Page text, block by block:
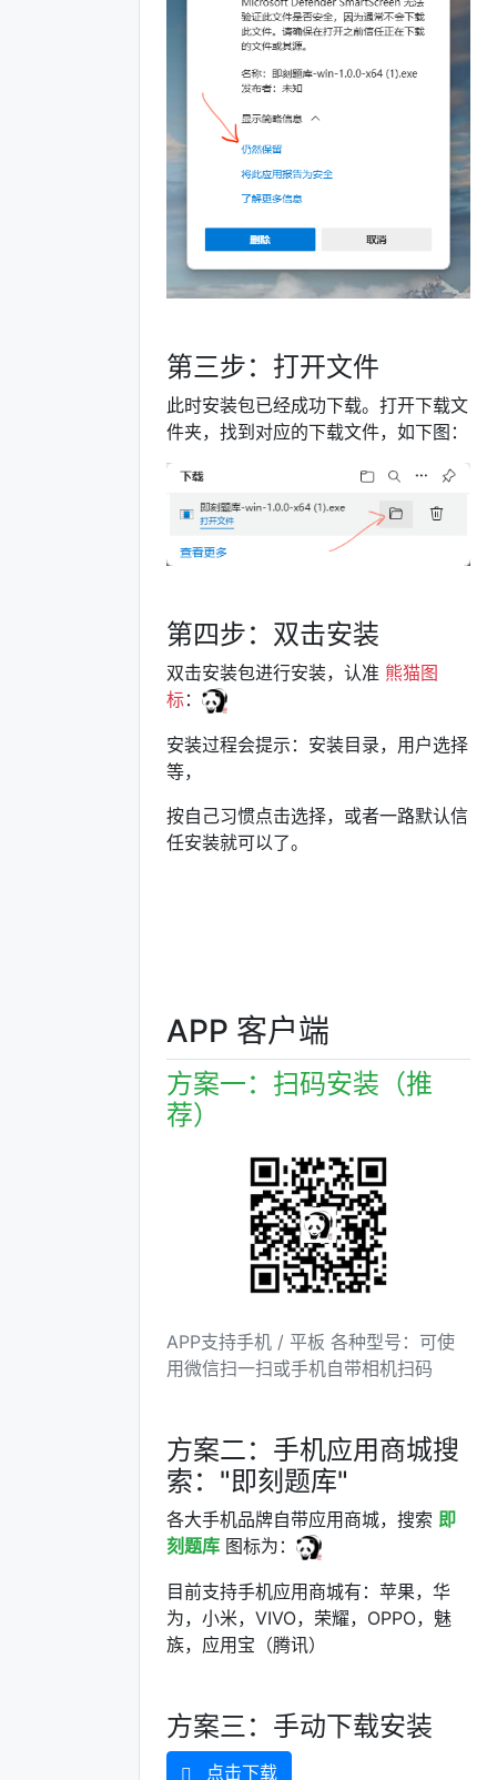
第三步：打开文件
此时安装包已经成功下载。打开下载文
件夹，找到对应的下载文件，如下图：
第四步：双击安装
双击安装包进行安装，认准 熊猫图
标：
安装过程会提示：安装目录，用户选择
等，
按自己习惯点击选择，或者一路默认信
任安装就可以了。
APP 客户端
方案一：扫码安装（推
荐）
APP支持手机 / 平板 各种型号：可使
用微信扫一扫或手机自带相机扫码
方案二：手机应用商城搜
索："即刻题库"
各大手机品牌自带应用商城，搜索 即
刻题库 图标为：
目前支持手机应用商城有：苹果，华
为，小米，VIVO，荣耀，OPPO，魅
族，应用宝（腾讯）
方案三：手动下载安装
点击下载